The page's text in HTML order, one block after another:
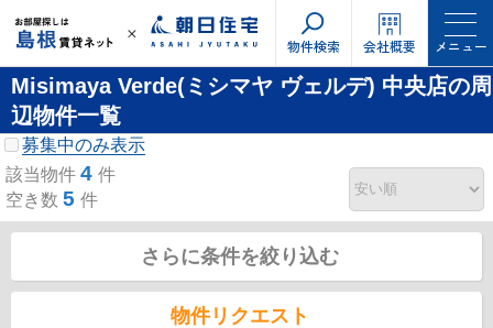
物件検索 会社概要 メニュー
Misimaya Verde(ミシマヤ ヴェルデ) 中央店の周
辺物件一覧
募集中のみ表示
該当物件 4 件
空き数 5 件
さらに条件を絞り込む
物件リクエスト